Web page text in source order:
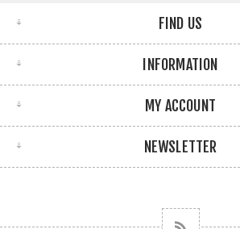
FIND US
INFORMATION
MY ACCOUNT
NEWSLETTER